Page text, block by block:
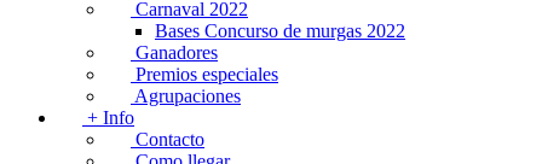
Carnaval 2022
Bases Concurso de murgas 2022
Ganadores
Premios especiales
Agrupaciones
+ Info
Contacto